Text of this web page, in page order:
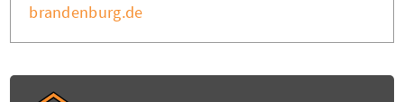
brandenburg.de